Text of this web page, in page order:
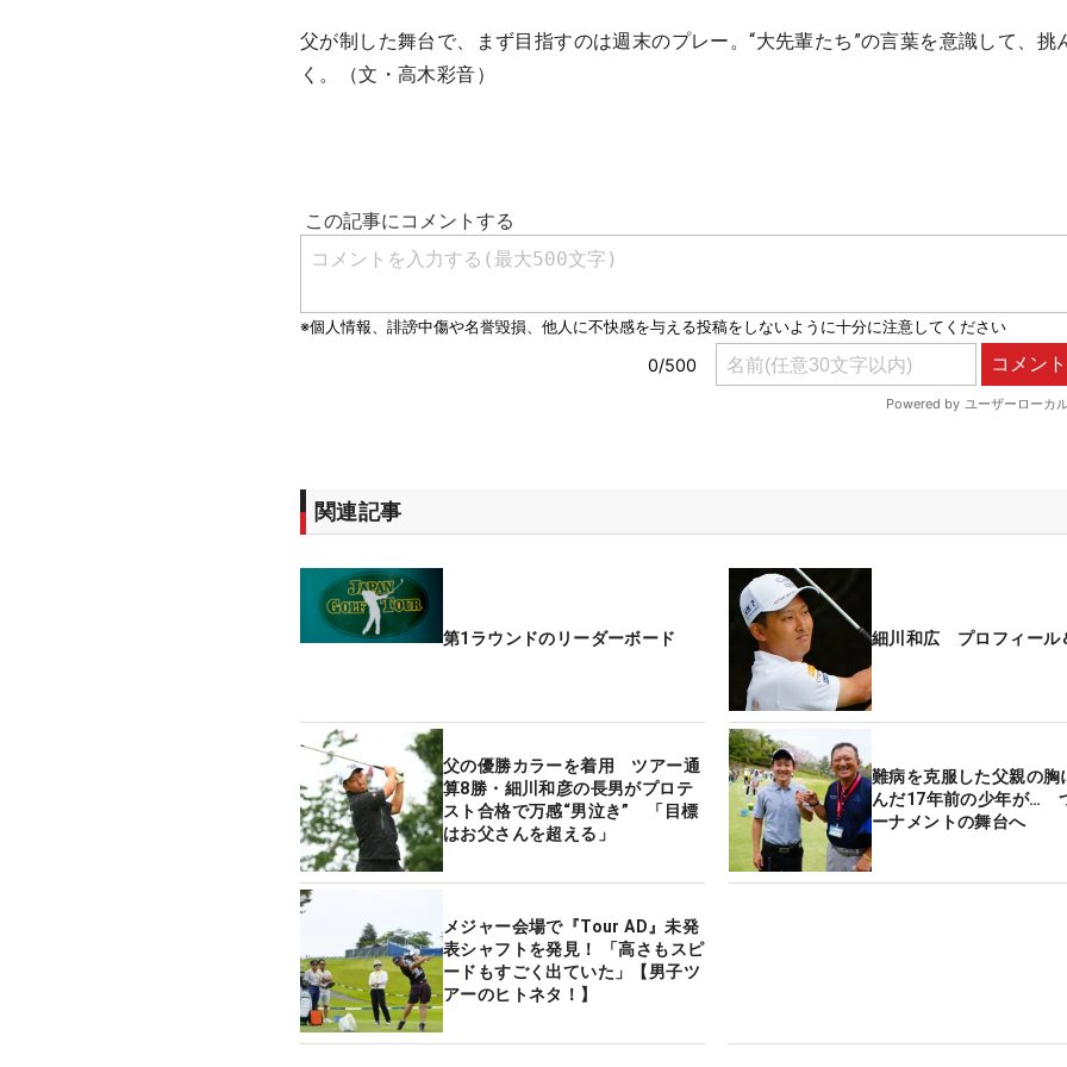
父が制した舞台で、まず目指すのは週末のプレー。“大先輩たち”の言葉を意識して、挑
く。（文・高木彩音）
関連記事
第1ラウンドのリーダーボード 細川和広 プロフィール
父の優勝カラーを着用 ツアー通
算8勝・細川和彦の長男がプロテ
スト合格で万感“男泣き” 「目標
はお父さんを超える」
難病を克服した父親の胸
んだ17年前の少年が…
ーナメントの舞台へ
メジャー会場で『Tour AD』未発
表シャフトを発見！ 「高さもスピ
ードもすごく出ていた」【男子ツ
アーのヒトネタ！】